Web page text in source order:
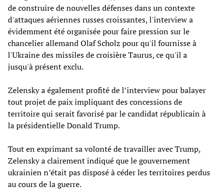
de construire de nouvelles défenses dans un contexte
d'attaques aériennes russes croissantes, l'interview a
évidemment été organisée pour faire pression sur le
chancelier allemand Olaf Scholz pour qu'il fournisse à
l'Ukraine des missiles de croisière Taurus, ce qu'il a
jusqu'à présent exclu.
Zelensky a également profité de l’interview pour balayer
tout projet de paix impliquant des concessions de
territoire qui serait favorisé par le candidat républicain à
la présidentielle Donald Trump.
Tout en exprimant sa volonté de travailler avec Trump,
Zelensky a clairement indiqué que le gouvernement
ukrainien n’était pas disposé à céder les territoires perdus
au cours de la guerre.